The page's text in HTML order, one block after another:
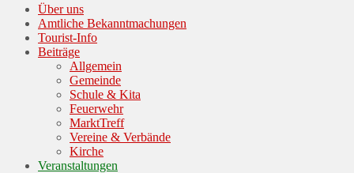
Menu
Skip
content
Über uns
Amtliche Bekanntmachungen
Tourist-Info
Beiträge
Allgemein
Gemeinde
Schule & Kita
Feuerwehr
MarktTreff
Vereine & Verbände
Kirche
Veranstaltungen